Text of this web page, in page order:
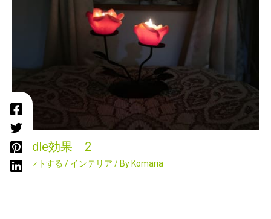
Candle効果 2
コメントする / インテリア / By Komaria